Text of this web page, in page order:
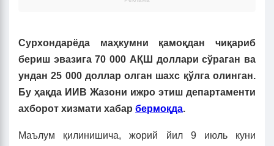
Сурхондарёда маҳкумни қамоқдан чиқариб
бериш эвазига 70 000 АҚШ доллари сўраган ва
ундан 25 000 доллар олган шахс қўлга олинган.
Бу ҳақда ИИВ Жазони ижро этиш департаменти
ахборот хизмати хабар бермоқда.
Маълум қилинишича, жорий йил 9 июль куни